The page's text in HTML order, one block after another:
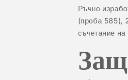
Ръчно
(проба 585),
съчетание